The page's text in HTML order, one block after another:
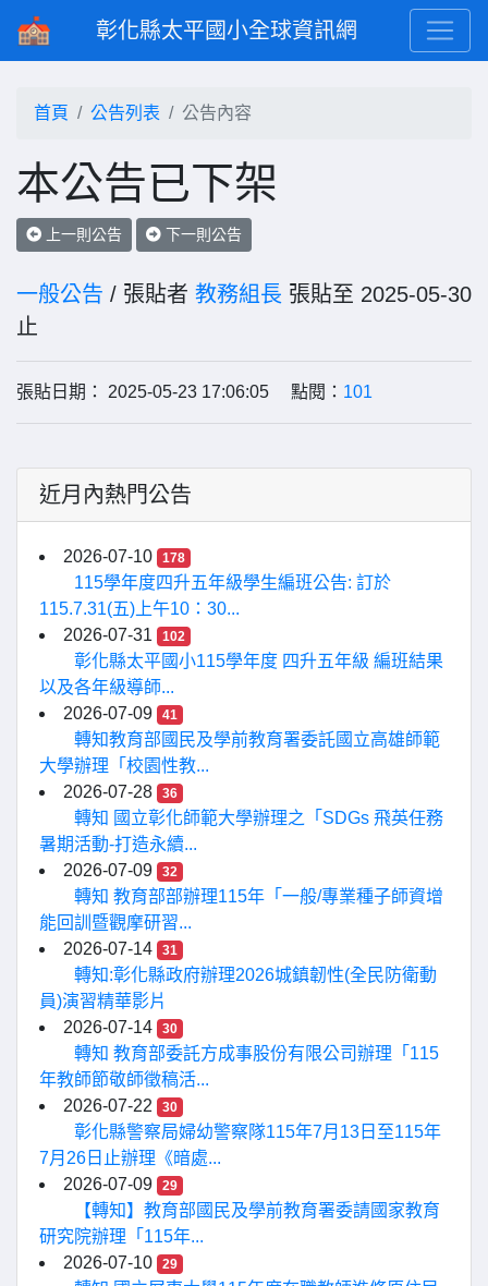
彰化縣太平國小全球資訊網
首頁 公告列表 公告內容
本公告已下架
上一則公告 下一則公告
一般公告 / 張貼者 教務組長 張貼至 2025-05-30
止
張貼日期： 2025-05-23 17:06:05 點閱： 101
近月內熱門公告
2026-07-10 178
115學年度四升五年級學生編班公告: 訂於
115.7.31(五)上午10：30...
2026-07-31
102
彰化縣太平國小115學年度 四升五年級 編班結果
以及各年級導師...
2026-07-09
41
轉知教育部國民及學前教育署委託國立高雄師範
大學辦理「校園性教...
2026-07-28
36
轉知 國立彰化師範大學辦理之「SDGs 飛英任務
暑期活動-打造永續...
2026-07-09
32
轉知 教育部部辦理115年「一般/專業種子師資增
能回訓暨觀摩研習...
2026-07-14
31
轉知:彰化縣政府辦理2026城鎮韌性(全民防衛動
員)演習精華影片
2026-07-14
30
轉知 教育部委託方成事股份有限公司辦理「115
年教師節敬師徵稿活...
2026-07-22
30
彰化縣警察局婦幼警察隊115年7月13日至115年
7月26日止辦理《暗處...
2026-07-09
29
【轉知】教育部國民及學前教育署委請國家教育
研究院辦理「115年...
2026-07-10
29